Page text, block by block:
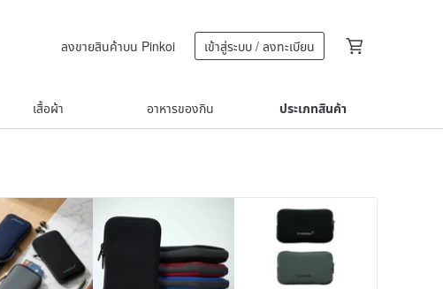
ลงขายสินค้าบน Pinkoi เข้าสู่ระบบ / ลงทะเบียน
เสื้อผ้า อาหารของกิน ประเภทสินค้า